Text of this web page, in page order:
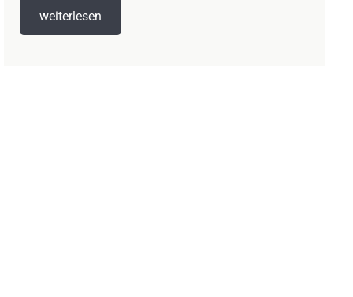
weiterlesen